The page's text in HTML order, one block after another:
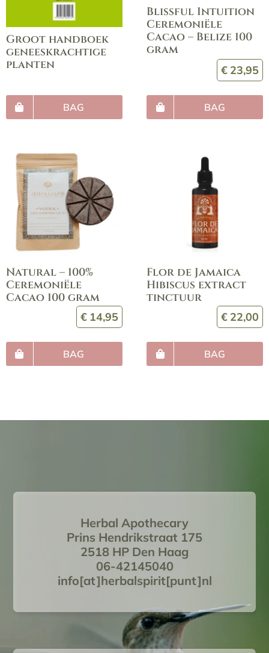
Groot handboek
geneeskrachtige
planten
BAG
Blissful Intuition
Ceremoniële
Cacao – Belize 100
gram
€ 23,95
BAG
Natural – 100%
Ceremoniële
Cacao 100 gram
€ 14,95
BAG
Flor de Jamaica
Hibiscus extract
tinctuur
€ 22,00
BAG
Herbal Apothecary
Prins Hendrikstraat 175
2518 HP Den Haag
06-42145040
info[at]herbalspirit[punt]nl